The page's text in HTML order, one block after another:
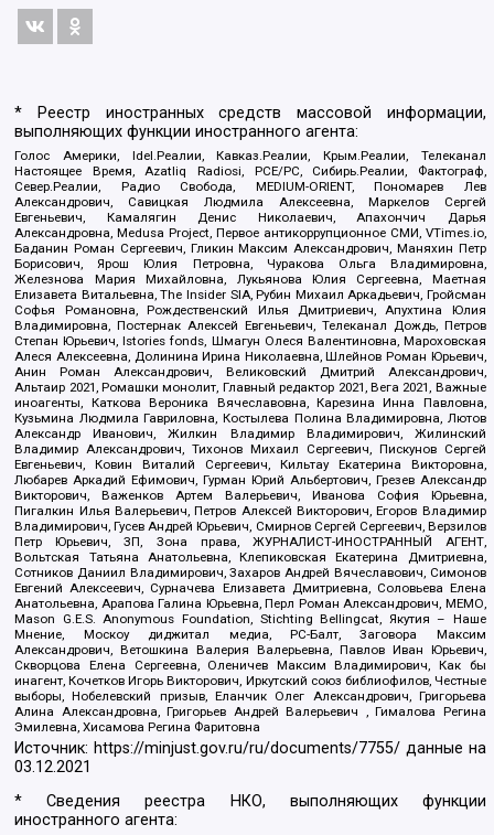
* Реестр иностранных средств массовой информации,
выполняющих функции иностранного агента:
Голос Америки, Idel.Реалии, Кавказ.Реалии, Крым.Реалии, Телеканал
Настоящее Время, Azatliq Radiosi, PCE/PC, Сибирь.Реалии, Фактограф,
Север.Реалии, Радио Свобода, MEDIUM-ORIENT, Пономарев Лев
Александрович, Савицкая Людмила Алексеевна, Маркелов Сергей
Евгеньевич, Камалягин Денис Николаевич, Апахончич Дарья
Александровна, Medusa Project, Первое антикоррупционное СМИ, VTimes.io,
Баданин Роман Сергеевич, Гликин Максим Александрович, Маняхин Петр
Борисович, Ярош Юлия Петровна, Чуракова Ольга Владимировна,
Железнова Мария Михайловна, Лукьянова Юлия Сергеевна, Маетная
Елизавета Витальевна, The Insider SIA, Рубин Михаил Аркадьевич, Гройсман
Софья Романовна, Рождественский Илья Дмитриевич, Апухтина Юлия
Владимировна, Постернак Алексей Евгеньевич, Телеканал Дождь, Петров
Степан Юрьевич, Istories fonds, Шмагун Олеся Валентиновна, Мароховская
Алеся Алексеевна, Долинина Ирина Николаевна, Шлейнов Роман Юрьевич,
Анин Роман Александрович, Великовский Дмитрий Александрович,
Альтаир 2021, Ромашки монолит, Главный редактор 2021, Вега 2021, Важные
иноагенты, Каткова Вероника Вячеславовна, Карезина Инна Павловна,
Кузьмина Людмила Гавриловна, Костылева Полина Владимировна, Лютов
Александр Иванович, Жилкин Владимир Владимирович, Жилинский
Владимир Александрович, Тихонов Михаил Сергеевич, Пискунов Сергей
Евгеньевич, Ковин Виталий Сергеевич, Кильтау Екатерина Викторовна,
Любарев Аркадий Ефимович, Гурман Юрий Альбертович, Грезев Александр
Викторович, Важенков Артем Валерьевич, Иванова София Юрьевна,
Пигалкин Илья Валерьевич, Петров Алексей Викторович, Егоров Владимир
Владимирович, Гусев Андрей Юрьевич, Смирнов Сергей Сергеевич, Верзилов
Петр Юрьевич, ЗП, Зона права, ЖУРНАЛИСТ-ИНОСТРАННЫЙ АГЕНТ,
Вольтская Татьяна Анатольевна, Клепиковская Екатерина Дмитриевна,
Сотников Даниил Владимирович, Захаров Андрей Вячеславович, Симонов
Евгений Алексеевич, Сурначева Елизавета Дмитриевна, Соловьева Елена
Анатольевна, Арапова Галина Юрьевна, Перл Роман Александрович, МЕМО,
Mason G.E.S. Anonymous Foundation, Stichting Bellingcat, Якутия – Наше
Мнение, Москоу диджитал медиа, РС-Балт, Заговора Максим
Александрович, Ветошкина Валерия Валерьевна, Павлов Иван Юрьевич,
Скворцова Елена Сергеевна, Оленичев Максим Владимирович, Как бы
инагент, Кочетков Игорь Викторович, Иркутский союз библиофилов, Честные
выборы, Нобелевский призыв, Еланчик Олег Александрович, Григорьева
Алина Александровна, Григорьев Андрей Валерьевич , Гималова Регина
Эмилевна, Хисамова Регина Фаритовна
Источник: https://minjust.gov.ru/ru/documents/7755/ данные на
03.12.2021
* Сведения реестра НКО, выполняющих функции
иностранного агента: